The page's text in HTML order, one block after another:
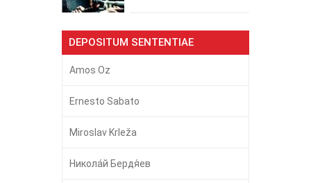
DEPOSITUM SENTENTIAE
Amos Oz
Ernesto Sabato
Miroslav Krleža
Никола́й Бердя́ев